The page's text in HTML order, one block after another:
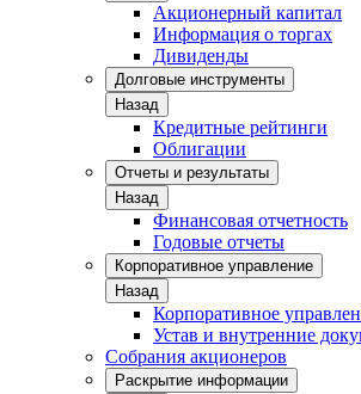
Акционерный капитал
Информация о торгах
Дивиденды
Долговые инструменты
Назад
Кредитные рейтинги
Облигации
Отчеты и результаты
Назад
Финансовая отчетность
Годовые отчеты
Корпоративное управление
Назад
Корпоративное
Устав и внутренние
Собрания акционеров
Раскрытие информации